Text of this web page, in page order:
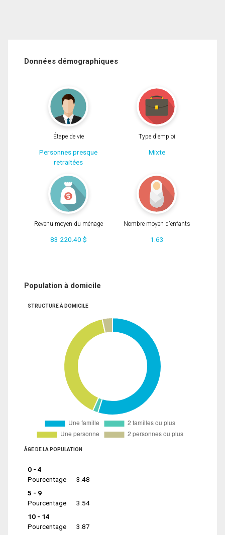
Données démographiques
Étape de vie
Personnes presque
retraitées
Type d'emploi
Mixte
Revenu moyen du ménage
83 220.40 $
Nombre moyen d'enfants
1.63
Population à domicile
STRUCTURE À DOMICILE
ÂGE DE LA POPULATION
0 - 4
Pourcentage
3.48
5 - 9
Pourcentage
3.54
10 - 14
Pourcentage
3.87